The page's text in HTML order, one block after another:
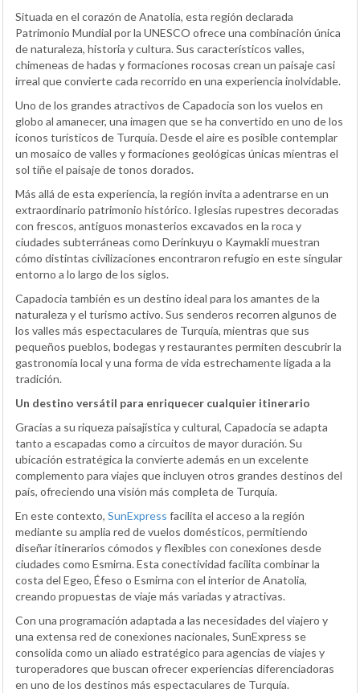
Situada en el corazón de Anatolia, esta región declarada
Patrimonio Mundial por la UNESCO ofrece una combinación única
de naturaleza, historia y cultura. Sus característicos valles,
chimeneas de hadas y formaciones rocosas crean un paisaje casi
irreal que convierte cada recorrido en una experiencia inolvidable.
Uno de los grandes atractivos de Capadocia son los vuelos en
globo al amanecer, una imagen que se ha convertido en uno de los
iconos turísticos de Turquía. Desde el aire es posible contemplar
un mosaico de valles y formaciones geológicas únicas mientras el
sol tiñe el paisaje de tonos dorados.
Más allá de esta experiencia, la región invita a adentrarse en un
extraordinario patrimonio histórico. Iglesias rupestres decoradas
con frescos, antiguos monasterios excavados en la roca y
ciudades subterráneas como Derinkuyu o Kaymakli muestran
cómo distintas civilizaciones encontraron refugio en este singular
entorno a lo largo de los siglos.
Capadocia también es un destino ideal para los amantes de la
naturaleza y el turismo activo. Sus senderos recorren algunos de
los valles más espectaculares de Turquía, mientras que sus
pequeños pueblos, bodegas y restaurantes permiten descubrir la
gastronomía local y una forma de vida estrechamente ligada a la
tradición.
Un destino versátil para enriquecer cualquier itinerario
Gracias a su riqueza paisajística y cultural, Capadocia se adapta
tanto a escapadas como a circuitos de mayor duración. Su
ubicación estratégica la convierte además en un excelente
complemento para viajes que incluyen otros grandes destinos del
país, ofreciendo una visión más completa de Turquía.
En este contexto, SunExpress facilita el acceso a la región
mediante su amplia red de vuelos domésticos, permitiendo
diseñar itinerarios cómodos y flexibles con conexiones desde
ciudades como Esmirna. Esta conectividad facilita combinar la
costa del Egeo, Éfeso o Esmirna con el interior de Anatolia,
creando propuestas de viaje más variadas y atractivas.
Con una programación adaptada a las necesidades del viajero y
una extensa red de conexiones nacionales, SunExpress se
consolida como un aliado estratégico para agencias de viajes y
turoperadores que buscan ofrecer experiencias diferenciadoras
en uno de los destinos más espectaculares de Turquía.